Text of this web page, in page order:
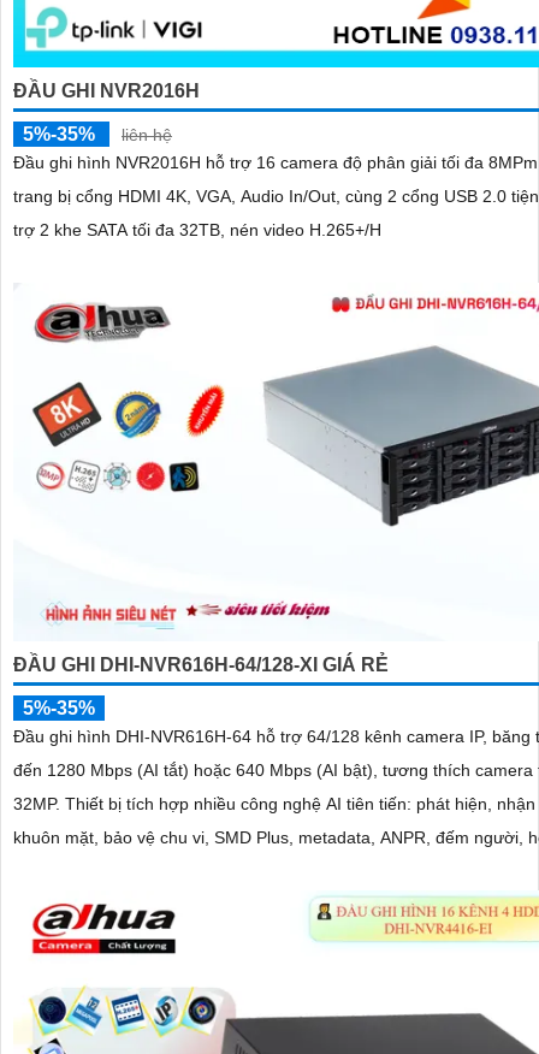
ĐẦU GHI NVR2016H
5%-35%
liên hệ
Đầu ghi hình NVR2016H hỗ trợ 16 camera độ phân giải tối đa
trang bị cổng HDMI 4K, VGA, Audio In/Out, cùng 2 cổng USB 2.0 tiện
trợ 2 khe SATA tối đa 32TB, nén video H.265+/H
ĐẦU GHI DHI-NVR616H-64/128-XI GIÁ RẺ
5%-35%
Đầu ghi hình DHI-NVR616H-64 hỗ trợ 64/128 kênh camera IP, băng
đến 1280 Mbps (AI tắt) hoặc 640 Mbps (AI bật), tương thích camera
32MP. Thiết bị tích hợp nhiều công nghệ AI tiên tiến: phát hiện, nhận diện
khuôn mặt, bảo vệ chu vi, SMD Plus, metadata, ANPR, đếm người,